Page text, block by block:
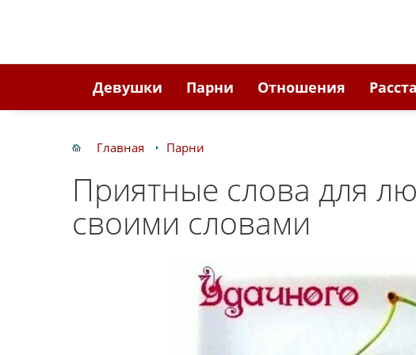
Девушки Парни Отношения
Главная Парни
Приятные слова для
своими словами